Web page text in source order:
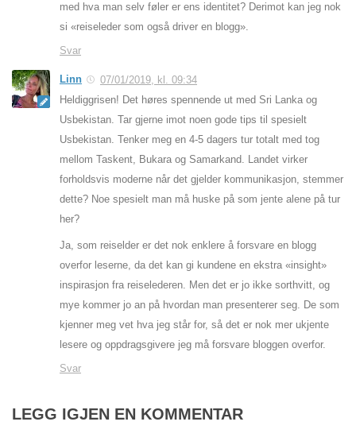
med hva man selv føler er ens identitet? Derimot kan jeg nok
si «reiseleder som også driver en blogg».
Svar
Linn
07/01/2019, kl. 09:34
Heldiggrisen! Det høres spennende ut med Sri Lanka og
Usbekistan. Tar gjerne imot noen gode tips til spesielt
Usbekistan. Tenker meg en 4-5 dagers tur totalt med tog
mellom Taskent, Bukara og Samarkand. Landet virker
forholdsvis moderne når det gjelder kommunikasjon, stemmer
dette? Noe spesielt man må huske på som jente alene på tur
her?
Ja, som reiselder er det nok enklere å forsvare en blogg
overfor leserne, da det kan gi kundene en ekstra «insight»
inspirasjon fra reiselederen. Men det er jo ikke sorthvitt, og
mye kommer jo an på hvordan man presenterer seg. De som
kjenner meg vet hva jeg står for, så det er nok mer ukjente
lesere og oppdragsgivere jeg må forsvare bloggen overfor.
Svar
LEGG IGJEN EN KOMMENTAR